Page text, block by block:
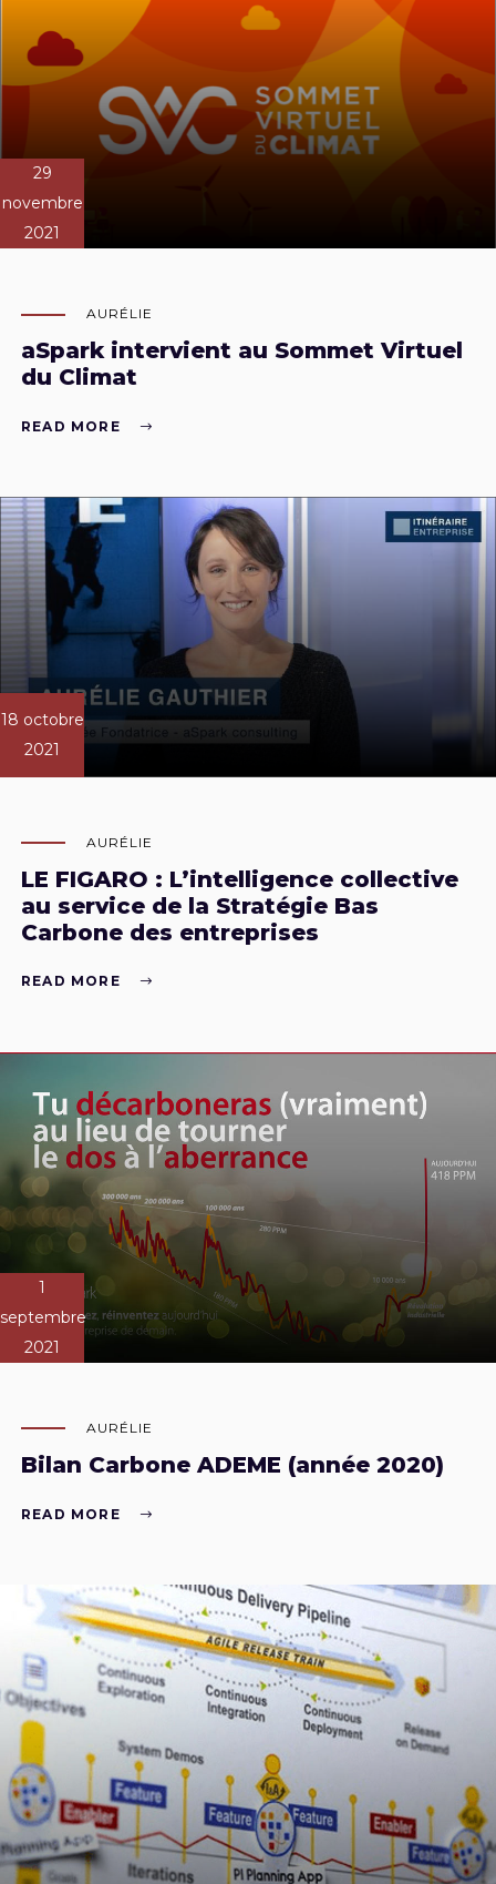
29
novembre
2021
AURÉLIE
aSpark intervient au Sommet Virtuel
du Climat
READ MORE
18 octobre
2021
AURÉLIE
LE FIGARO : L’intelligence collective
au service de la Stratégie Bas
Carbone des entreprises
READ MORE
1
septembre
2021
AURÉLIE
Bilan Carbone ADEME (année 2020)
READ MORE